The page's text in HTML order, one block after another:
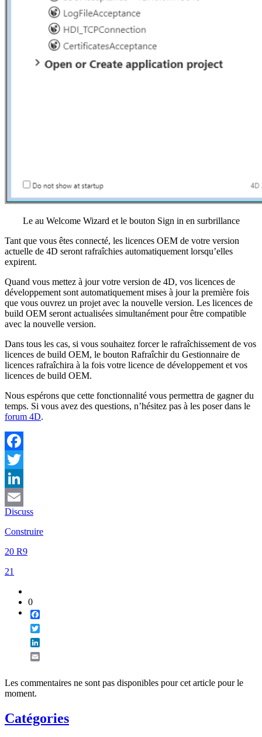
Le au Welcome Wizard et le bouton Sign in en surbrillance
Tant que vous êtes connecté, les licences OEM de votre version
actuelle de 4D seront rafraîchies automatiquement lorsqu’elles
expirent.
Quand vous mettez à jour votre version de 4D, vos licences de
développement sont automatiquement mises à jour la première fois
que vous ouvrez un projet avec la nouvelle version. Les licences de
build OEM seront actualisées simultanément pour être compatible
avec la nouvelle version.
Dans tous les cas, si vous souhaitez forcer le rafraîchissement de vos
licences de build OEM, le bouton Rafraîchir du Gestionnaire de
licences rafraîchira à la fois votre licence de développement et vos
licences de build OEM.
Nous espérons que cette fonctionnalité vous permettra de gagner du
temps. Si vous avez des questions, n’hésitez pas à les poser dans le
forum 4D.
Facebook
Twitter
LinkedIn
Email
Discuss
Construire
20 R9
21
0
Les commentaires ne sont pas disponibles pour cet article pour le
moment.
Catégories